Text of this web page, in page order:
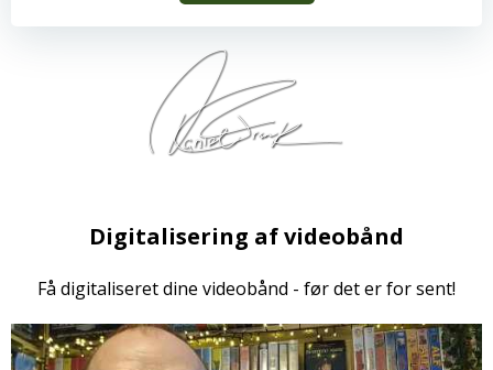
Digitalisering af videobånd
Få digitaliseret dine videobånd - før det er for sent!